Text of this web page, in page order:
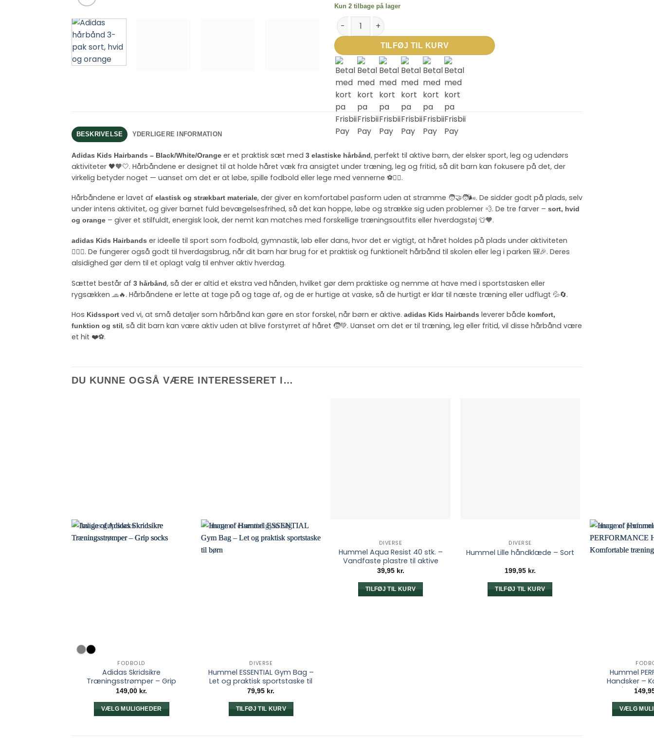
Kun 2 tilbage på lager
Adidas Kids Hairbands – Sort/Hvid/Orange hårbånd til børn | Sæt med 3 stk antal
TILFØJ TIL KURV
BESKRIVELSE YDERLIGERE INFORMATION
Adidas Kids Hairbands – Black/White/Orange er et praktisk sæt med 3 elastiske hårbånd, perfekt til aktive børn, der elsker sport, leg og udendørs
aktiviteter 🖤🧡🤍. Hårbåndene er designet til at holde håret væk fra ansigtet under træning, leg og fritid, så dit barn kan fokusere på det, der
virkelig betyder noget — uanset om det er at løbe, spille fodbold eller lege med vennerne ⚽🏃‍♂️.
Hårbåndene er lavet af elastisk og strækbart materiale, der giver en komfortabel pasform uden at stramme 🧑‍🤝‍🧑🌬️. De sidder godt på plads, selv
under intens aktivitet, og giver barnet fuld bevægelsesfrihed, så det kan hoppe, løbe og strække sig uden problemer 💨. De tre farver – sort, hvid
og orange – giver et stilfuldt, energisk look, der nemt kan matches med forskellige træningsoutfits eller hverdagstøj 👕🧡.
adidas Kids Hairbands er ideelle til sport som fodbold, gymnastik, løb eller dans, hvor det er vigtigt, at håret holdes på plads under aktiviteten
🏃‍♀️✨. De fungerer også godt til hverdagsbrug, når dit barn har brug for et praktisk og funktionelt hårbånd til skolen eller leg i parken 🎒🎉. Deres
alsidighed gør dem til et oplagt valg til enhver aktiv hverdag.
Sættet består af 3 hårbånd, så der er altid et ekstra ved hånden, hvilket gør dem praktiske og nemme at have med i sportstasken eller
rygsækken 🧢🔥. Hårbåndene er lette at tage på og tage af, og de er hurtige at vaske, så de hurtigt er klar til næste træning eller udflugt 💦🔄.
Hos Kidssport ved vi, at små detaljer som hårbånd kan gøre en stor forskel, når børn er aktive. adidas Kids Hairbands leverer både komfort,
funktion og stil, så dit barn kan være aktiv uden at blive forstyrret af håret 🧒💚. Uanset om det er til træning, leg eller fritid, vil disse hårbånd være
et hit ❤️⚽.
DU KUNNE OGSÅ VÆRE INTERESSERET I…
FODBOLD
Adidas Skridsikre
Træningsstrømper – Grip
socks
149,00 kr.
VÆLG MULIGHEDER
DIVERSE
Hummel ESSENTIAL Gym Bag –
Let og praktisk sportstaske til
børn
79,95 kr.
TILFØJ TIL KURV
DIVERSE
Hummel Aqua Resist 40 stk. –
Vandfaste plastre til aktive
børn
39,95 kr.
TILFØJ TIL KURV
DIVERSE
Hummel Lille håndklæde – Sort
199,95 kr.
TILFØJ TIL KURV
Hummel
Handsker –
VÆLG